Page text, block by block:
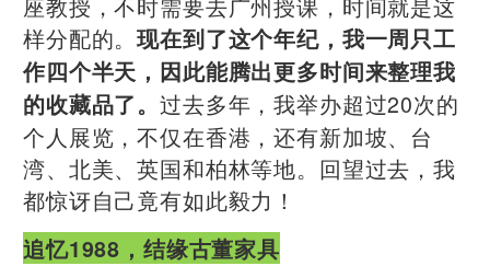
样分配的。现在到了这个年纪，我一周只工
作四个半天，因此能腾出更多时间来整理我
的收藏品了。过去多年，我举办超过20次的
个人展览，不仅在香港，还有新加坡、台
湾、北美、英国和柏林等地。回望过去，我
都惊讶自己竟有如此毅力！
追忆1988， 结缘古董家具